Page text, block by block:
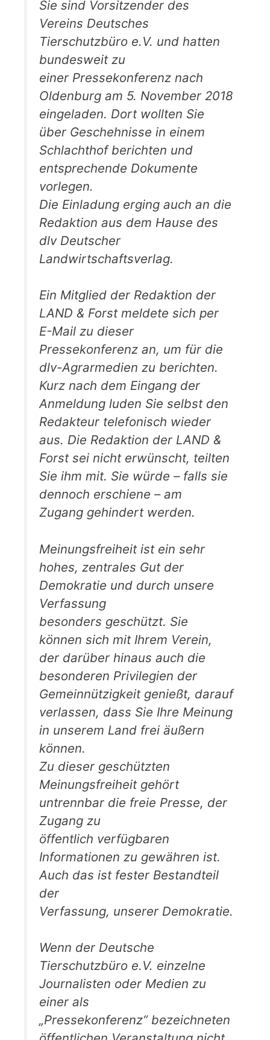
Sie sind Vorsitzender des
Vereins Deutsches
Tierschutzbüro e.V. und hatten
bundesweit zu
einer Pressekonferenz nach
Oldenburg am 5. November 2018
eingeladen. Dort wollten Sie
über Geschehnisse in einem
Schlachthof berichten und
entsprechende Dokumente
vorlegen.
Die Einladung erging auch an die
Redaktion aus dem Hause des
dlv Deutscher
Landwirtschaftsverlag.
Ein Mitglied der Redaktion der
LAND & Forst meldete sich per
E-Mail zu dieser
Pressekonferenz an, um für die
dlv-Agrarmedien zu berichten.
Kurz nach dem Eingang der
Anmeldung luden Sie selbst den
Redakteur telefonisch wieder
aus. Die Redaktion der LAND &
Forst sei nicht erwünscht, teilten
Sie ihm mit. Sie würde – falls sie
dennoch erschiene – am
Zugang gehindert werden.
Meinungsfreiheit ist ein sehr
hohes, zentrales Gut der
Demokratie und durch unsere
Verfassung
besonders geschützt. Sie
können sich mit Ihrem Verein,
der darüber hinaus auch die
besonderen Privilegien der
Gemeinnützigkeit genießt, darauf
verlassen, dass Sie Ihre Meinung
in unserem Land frei äußern
können.
Zu dieser geschützten
Meinungsfreiheit gehört
untrennbar die freie Presse, der
Zugang zu
öffentlich verfügbaren
Informationen zu gewähren ist.
Auch das ist fester Bestandteil
der
Verfassung, unserer Demokratie.
Wenn der Deutsche
Tierschutzbüro e.V. einzelne
Journalisten oder Medien zu
einer als
„Pressekonferenz“ bezeichneten